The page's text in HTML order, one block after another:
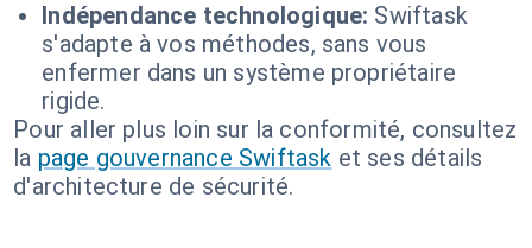
Indépendance technologique: Swiftask
s'adapte à vos méthodes, sans vous
enfermer dans un système propriétaire
rigide.
Pour aller plus loin sur la conformité, consultez
la page gouvernance Swiftask et ses détails
d'architecture de sécurité.